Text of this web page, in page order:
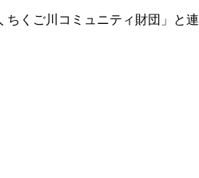
ちくご川コミュニティ財団」と